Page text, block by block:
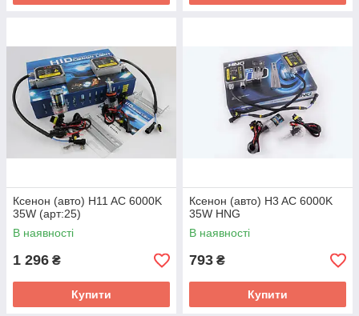
Ксенон (авто) H11 AC 6000K
35W (арт:25)
В наявності
1 296 ₴
Купити
Ксенон (авто) H3 AC 6000K
35W HNG
В наявності
793 ₴
Купити